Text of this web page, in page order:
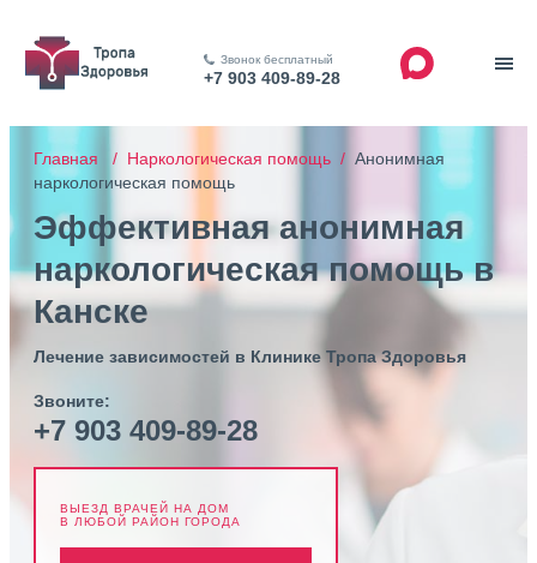
Звонок бесплатный
+7 903 409-89-28
Главная / Наркологическая помощь / Анонимная
наркологическая помощь
Эффективная анонимная
наркологическая помощь в
Канске
Лечение зависимостей в Клинике Тропа Здоровья
Звоните:
+7 903 409-89-28
ВЫЕЗД ВРАЧЕЙ НА ДОМ
В ЛЮБОЙ РАЙОН ГОРОДА